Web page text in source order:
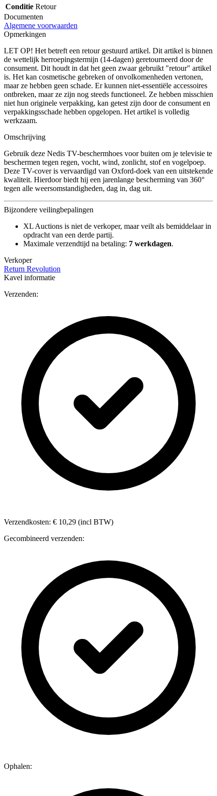
Conditie Retour
Documenten
Algemene voorwaarden
Opmerkingen
LET OP! Het betreft een retour gestuurd artikel. Dit artikel is binnen
de wettelijk herroepingstermijn (14-dagen) geretourneerd door de
consument. Dit houdt in dat het geen zwaar gebruikt "retour" artikel
is. Het kan cosmetische gebreken of onvolkomenheden vertonen,
maar ze hebben geen schade. Er kunnen niet-essentiële accessoires
ontbreken, maar ze zijn nog steeds functioneel. Ze hebben misschien
niet hun originele verpakking, kan getest zijn door de consument en
verpakkingsschade hebben opgelopen. Het artikel is volledig
werkzaam.
Omschrijving
Gebruik deze Nedis TV-beschermhoes voor buiten om je televisie te
beschermen tegen regen, vocht, wind, zonlicht, stof en vogelpoep.
Deze TV-cover is vervaardigd van Oxford-doek van een uitstekende
kwaliteit. Hierdoor biedt hij een jarenlange bescherming van 360°
tegen alle weersomstandigheden, dag in, dag uit.
Bijzondere veilingbepalingen
XL Auctions is niet de verkoper, maar veilt als bemiddelaar in
opdracht van een derde partij.
Maximale verzendtijd na betaling: 7 werkdagen.
Verkoper
Return Revolution
Kavel informatie
Verzenden:
Verzendkosten: € 10,29 (incl BTW)
Gecombineerd verzenden:
Ophalen: